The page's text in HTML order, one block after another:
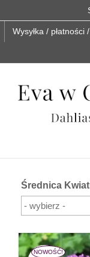
contentWysyłka /
Średnica